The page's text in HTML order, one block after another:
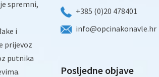
spremni,
i
prijevoz
putnika
+385 (0)20 478401
info@opcinakonavle.hr
Posljedne objave